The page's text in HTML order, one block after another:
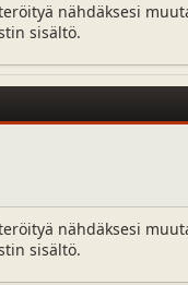
nähdäksesi
sisältö.
nähdäksesi
sisältö.